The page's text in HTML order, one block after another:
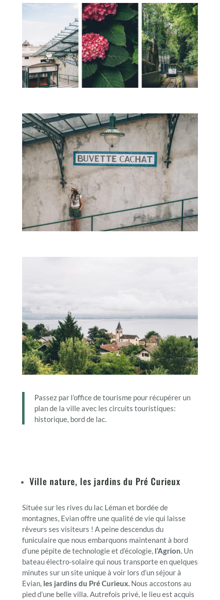
Passez par l’office de tourisme pour récupérer un
plan de la ville avec les circuits touristiques:
historique, bord de lac.
Ville nature, les jardins du Pré Curieux
Située sur les rives du lac Léman et bordée de
montagnes, Evian offre une qualité de vie qui laisse
rêveurs ses visiteurs ! A peine descendus du
funiculaire que nous embarquons maintenant à bord
d’une pépite de technologie et d’écologie, l’Agrion.Un
bateau électro-solaire qui nous transporte en quelques
minutes sur un site unique à voir lors d’un séjour à
Evian, les jardins du Pré Curieux.Nous accostons au
pied d’une belle villa. Autrefois privé, le lieu est acquis